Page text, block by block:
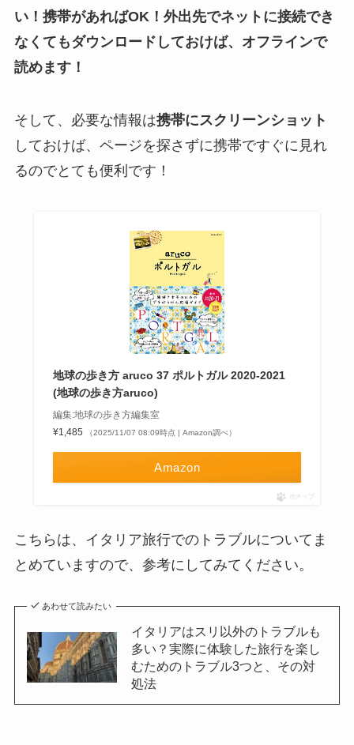
い！携帯があればOK！外出先でネットに接続でき
なくてもダウンロードしておけば、オフラインで
読めます！
そして、必要な情報は携帯にスクリーンショット
しておけば、ページを探さずに携帯ですぐに見れ
るのでとても便利です！
地球の歩き方 aruco 37 ポルトガル 2020-2021
(地球の歩き方aruco)
編集:地球の歩き方編集室
¥1,485
（2025/11/07 08:09時点 | Amazon調べ）
Amazon
ポチップ
こちらは、イタリア旅行でのトラブルについてま
とめていますので、参考にしてみてください。
あわせて読みたい
イタリアはスリ以外のトラブルも
多い？実際に体験した旅行を楽し
むためのトラブル3つと、その対
処法